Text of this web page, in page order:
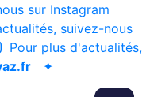
sur Instagram
suivez-nous
Pour plus d'actualités,
✦